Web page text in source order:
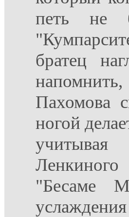
петь не
братец
Пахомова
ногой
"Бесаме